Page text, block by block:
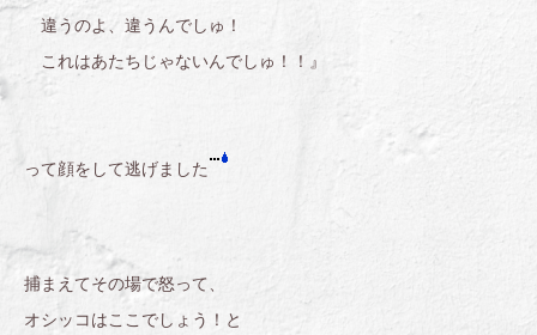
違うのよ、違うんでしゅ！
これはあたちじゃないんでしゅ！！』
って顔をして逃げました
捕まえてその場で怒って、
オシッコはここでしょう！と